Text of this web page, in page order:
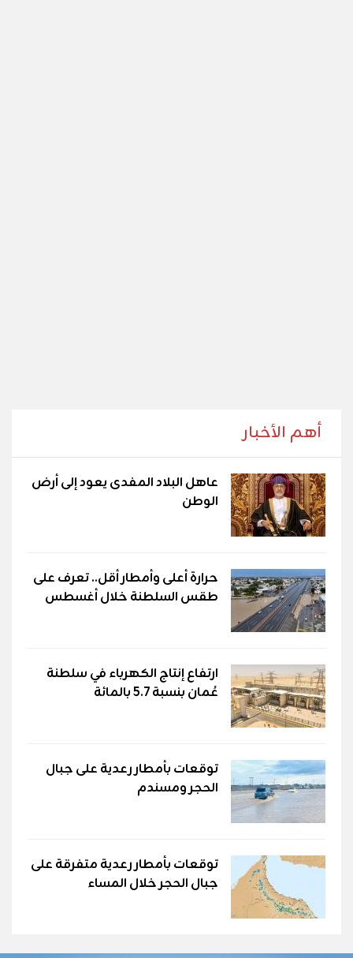
أهم الأخبار
عاهل البلاد المفدى يعود إلى أرض
الوطن
حرارة أعلى وأمطار أقل.. تعرف على
طقس السلطنة خلال أغسطس
ارتفاع إنتاج الكهرباء في سلطنة
عُمان بنسبة 5.7 بالمائة
توقعات بأمطار رعدية على جبال
الحجر ومسندم
توقعات بأمطار رعدية متفرقة على
جبال الحجر خلال المساء